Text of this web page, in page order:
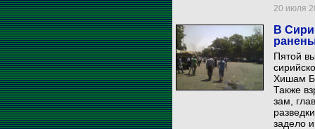
20 июля
В
Пятой
Хишам
Также
зам,
задело